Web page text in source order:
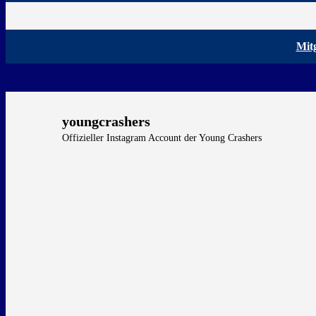
youngcrashers
Offizieller Instagram Account der Young Crashers